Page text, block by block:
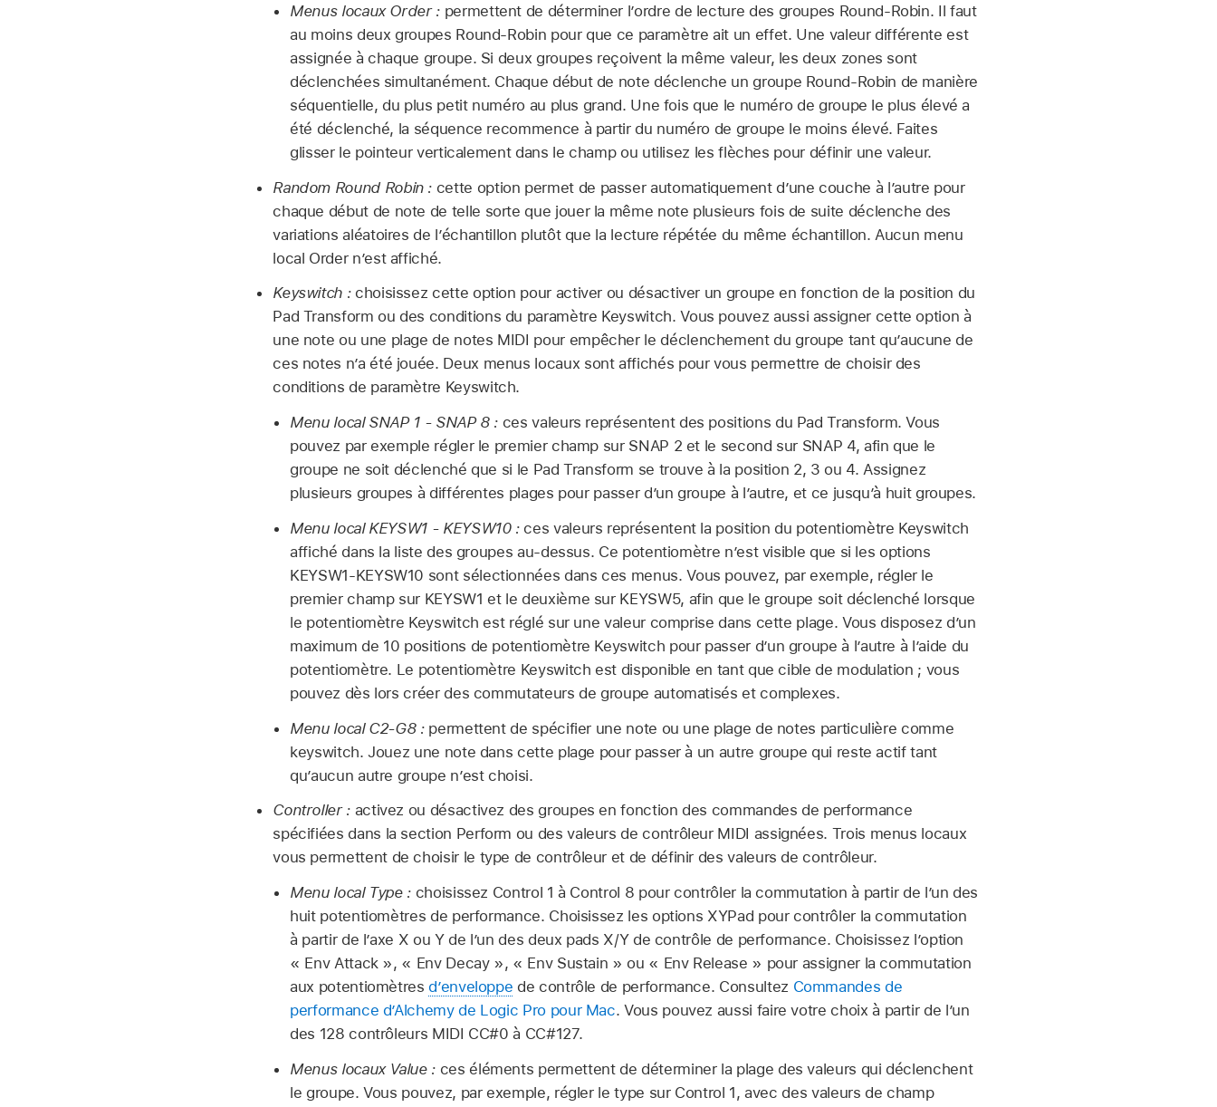
Menus locaux Order : permettent de déterminer l’ordre de lecture des groupes Round-Robin. Il faut
au moins deux groupes Round-Robin pour que ce paramètre ait un effet. Une valeur différente est
assignée à chaque groupe. Si deux groupes reçoivent la même valeur, les deux zones sont
déclenchées simultanément. Chaque début de note déclenche un groupe Round-Robin de manière
séquentielle, du plus petit numéro au plus grand. Une fois que le numéro de groupe le plus élevé a
été déclenché, la séquence recommence à partir du numéro de groupe le moins élevé. Faites
glisser le pointeur verticalement dans le champ ou utilisez les flèches pour définir une valeur.
Random Round Robin : cette option permet de passer automatiquement d’une couche à l’autre pour
chaque début de note de telle sorte que jouer la même note plusieurs fois de suite déclenche des
variations aléatoires de l’échantillon plutôt que la lecture répétée du même échantillon. Aucun menu
local Order n’est affiché.
Keyswitch :choisissez cette option pour activer ou désactiver un groupe en fonction de la position du
Pad Transform ou des conditions du paramètre Keyswitch. Vous pouvez aussi assigner cette option à
une note ou une plage de notes MIDI pour empêcher le déclenchement du groupe tant qu’aucune de
ces notes n’a été jouée. Deux menus locaux sont affichés pour vous permettre de choisir des
conditions de paramètre Keyswitch.
Menu local SNAP 1 - SNAP 8 : ces valeurs représentent des positions du Pad Transform. Vous
pouvez par exemple régler le premier champ sur SNAP 2 et le second sur SNAP 4, afin que le
groupe ne soit déclenché que si le Pad Transform se trouve à la position 2, 3 ou 4. Assignez
plusieurs groupes à différentes plages pour passer d’un groupe à l’autre, et ce jusqu’à huit groupes.
Menu local KEYSW1 - KEYSW10 :ces valeurs représentent la position du potentiomètre Keyswitch
affiché dans la liste des groupes au-dessus. Ce potentiomètre n’est visible que si les options
KEYSW1-KEYSW10 sont sélectionnées dans ces menus. Vous pouvez, par exemple, régler le
premier champ sur KEYSW1 et le deuxième sur KEYSW5, afin que le groupe soit déclenché lorsque
le potentiomètre Keyswitch est réglé sur une valeur comprise dans cette plage. Vous disposez d’un
maximum de 10 positions de potentiomètre Keyswitch pour passer d’un groupe à l’autre à l’aide du
potentiomètre. Le potentiomètre Keyswitch est disponible en tant que cible de modulation ; vous
pouvez dès lors créer des commutateurs de groupe automatisés et complexes.
Menu local C2-G8 :permettent de spécifier une note ou une plage de notes particulière comme
keyswitch. Jouez une note dans cette plage pour passer à un autre groupe qui reste actif tant
qu’aucun autre groupe n’est choisi.
Controller :activez ou désactivez des groupes en fonction des commandes de performance
spécifiées dans la section Perform ou des valeurs de contrôleur MIDI assignées. Trois menus locaux
vous permettent de choisir le type de contrôleur et de définir des valeurs de contrôleur.
Menu local Type : choisissez Control 1 à Control 8 pour contrôler la commutation à partir de l’un des
huit potentiomètres de performance. Choisissez les options XYPad pour contrôler la commutation
à partir de l’axe X ou Y de l’un des deux pads X/Y de contrôle de performance. Choisissez l’option
« Env Attack », « Env Decay », « Env Sustain » ou « Env Release » pour assigner la commutation
aux potentiomètresd’enveloppe de contrôle de performance. Consultez Commandes de
performance d’Alchemy de Logic Pro pour Mac. Vous pouvez aussi faire votre choix à partir de l’un
des 128 contrôleurs MIDI CC#0 à CC#127.
Menus locaux Value : ces éléments permettent de déterminer la plage des valeurs qui déclenchent
le groupe. Vous pouvez, par exemple, régler le type sur Control 1, avec des valeurs de champ